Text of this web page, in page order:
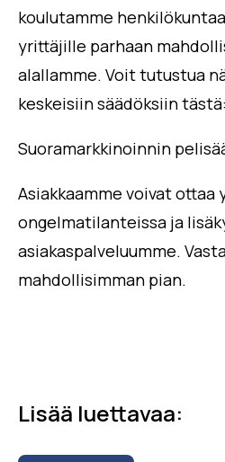
koulutamme
yrittäjille parhaan
alallamme. Voit tutustua
keskeisiin säädöksiin tästä:
Suoramarkkinoinnin
Asiakkaamme voivat
ongelmatilanteissa ja
asiakaspalveluumme.
mahdollisimman pian.
Lisää luettavaa: